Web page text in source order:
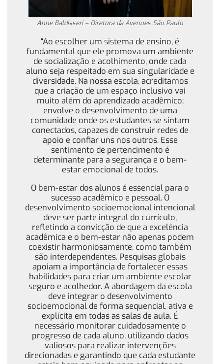
Anne Baldisseri – Diretora da Avenues São Paulo
“Ao escolher um sistema de ensino, é
fundamental que ele promova um ambiente
de socialização e acolhimento, onde cada
aluno seja respeitado em sua singularidade e
diversidade. Na nossa escola, acreditamos
que a criação de um espaço inclusivo vai
muito além do aprendizado acadêmico;
envolve o desenvolvimento de uma
comunidade onde os estudantes se sintam
conectados, capazes de construir redes de
apoio e confiar uns nos outros. Esse
sentimento de pertencimento é
determinante para a segurança e o bem-
estar emocional de todos.
O bem-estar dos alunos é essencial para o
sucesso acadêmico e pessoal. O
desenvolvimento socioemocional intencional
deve ser parte integral do currículo,
refletindo a convicção de que a excelência
acadêmica e o bem-estar não apenas podem
coexistir harmoniosamente, como também
são interdependentes. Pesquisas globais
apoiam a importância de fortalecer essas
habilidades para criar um ambiente escolar
seguro e acolhedor. A abordagem da escola
deve integrar o desenvolvimento
socioemocional de forma sequencial, ativa e
explícita em todas as salas de aula. É
necessário monitorar cuidadosamente o
progresso de cada aluno, utilizando dados
valiosos para realizar intervenções
direcionadas e garantindo que cada estudante